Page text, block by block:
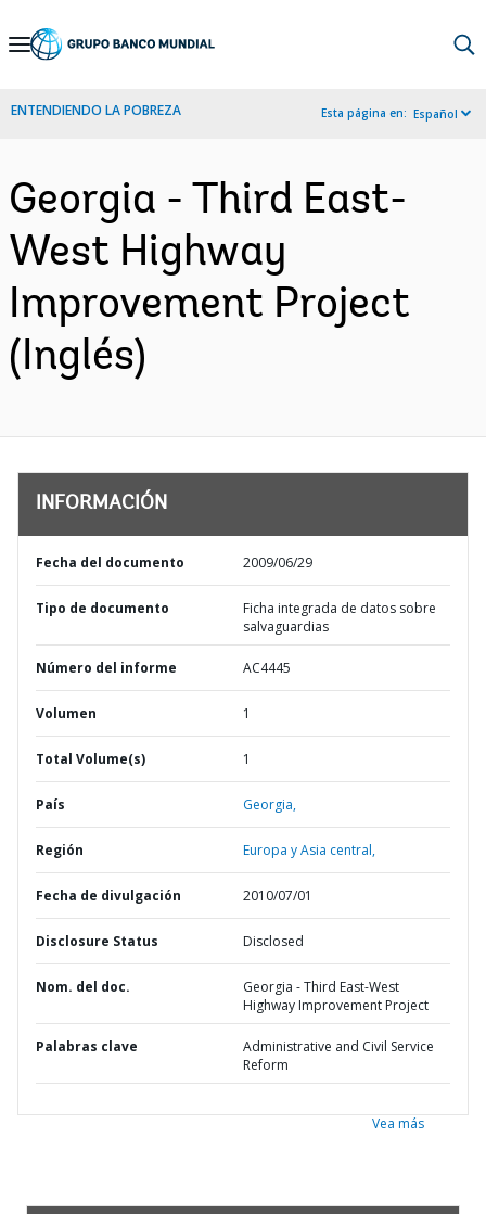
Skip
Navigation
ENTENDIENDO LA POBREZA Esta página en: Español
Georgia - Third East-
West Highway
Improvement Project
(Inglés)
INFORMACIÓN
Fecha del documento 2009/06/29
Tipo de documento
Ficha integrada de datos sobre
salvaguardias
Número del informe AC4445
Volumen 1
Total Volume(s) 1
País Georgia,
Región Europa y Asia central,
Fecha de divulgación 2010/07/01
Disclosure Status Disclosed
Nom. del doc.
Georgia - Third East-West
Highway Improvement Project
Palabras clave
Administrative and Civil Service
Reform
Vea más